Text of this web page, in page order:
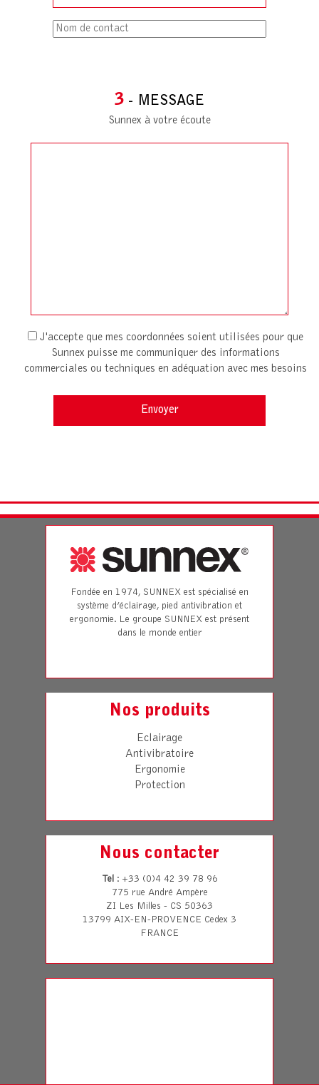
3 - MESSAGE
Sunnex à votre écoute
J'accepte que mes coordonnées soient utilisées pour que
Sunnex puisse me communiquer des informations
commerciales ou techniques en adéquation avec mes besoins
Fondée en 1974, SUNNEX est spécialisé en
système d’éclairage, pied antivibration et
ergonomie. Le groupe SUNNEX est présent
dans le monde entier
Nos produits
Eclairage
Antivibratoire
Ergonomie
Protection
Nous contacter
Tel: +33 (0)4 42 39 78 96
775 rue André Ampère
ZI Les Milles - CS 50363
13799 AIX-EN-PROVENCE Cedex 3
FRANCE